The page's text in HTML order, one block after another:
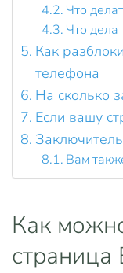
Что
Что
Как
телефона
На сколько
Если вашу
Вам
Как